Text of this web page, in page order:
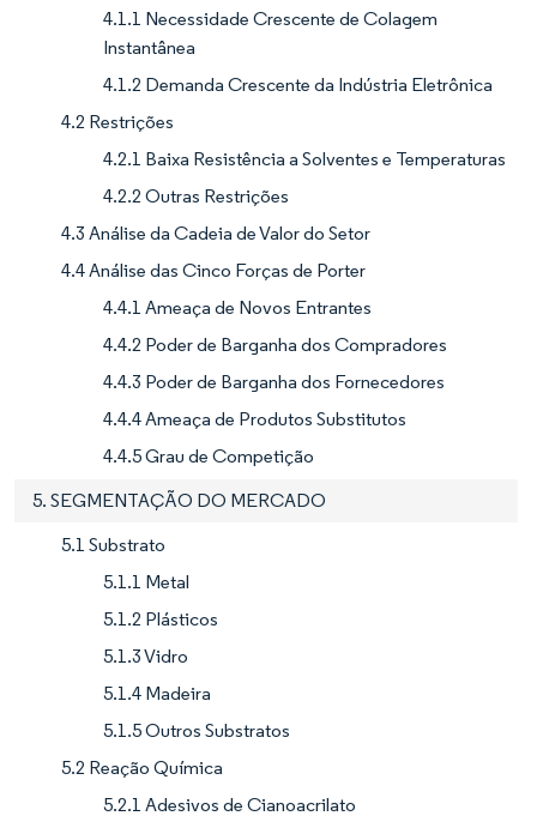
4.1.1 Necessidade Crescente de Colagem
Instantânea
4.1.2 Demanda Crescente da Indústria Eletrônica
4.2 Restrições
4.2.1 Baixa Resistência a Solventes e Temperaturas
4.2.2 Outras Restrições
4.3 Análise da Cadeia de Valor do Setor
4.4 Análise das Cinco Forças de Porter
4.4.1 Ameaça de Novos Entrantes
4.4.2 Poder de Barganha dos Compradores
4.4.3 Poder de Barganha dos Fornecedores
4.4.4 Ameaça de Produtos Substitutos
4.4.5 Grau de Competição
5. SEGMENTAÇÃO DO MERCADO
5.1 Substrato
5.1.1 Metal
5.1.2 Plásticos
5.1.3 Vidro
5.1.4 Madeira
5.1.5 Outros Substratos
5.2 Reação Química
5.2.1 Adesivos de Cianoacrilato